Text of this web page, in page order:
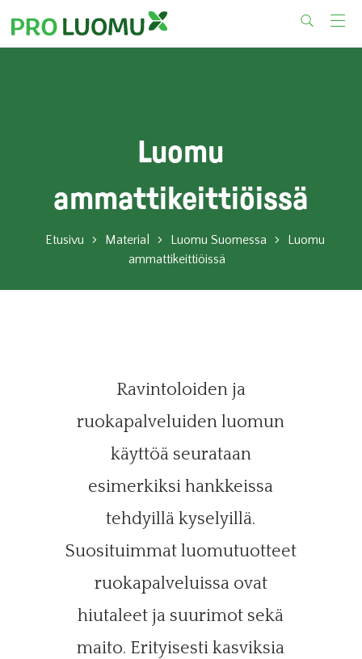
Luomu
ammattikeittiöissä
Etusivu Material Luomu Suomessa
Luomu
ammattikeittiöissä
Ravintoloiden ja
ruokapalveluiden luomun
käyttöä seurataan
esimerkiksi hankkeissa
tehdyillä kyselyillä.
Suosituimmat luomutuotteet
ruokapalveluissa ovat
hiutaleet ja suurimot sekä
maito. Erityisesti kasviksia